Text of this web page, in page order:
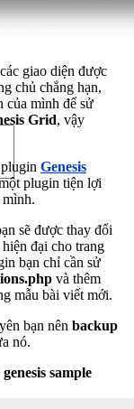
giao diện được
chủ chẳng hạn,
của mình để sử
Grid, vậy
Genesis
plugin tiện lợi
sẽ được thay đổi
đại cho trang
bạn chỉ cần sử
và thêm
mẫu bài viết mới.
bạn nên backup
nó.
sample